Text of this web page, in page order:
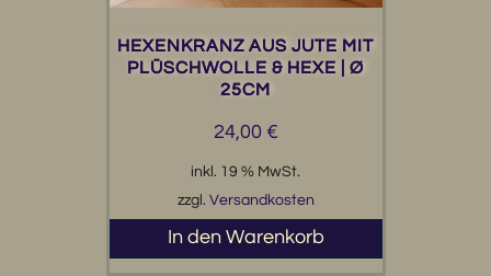
HEXENKRANZ AUS JUTE MIT
PLÜSCHWOLLE & HEXE | Ø
25CM
24,00 €
inkl. 19 % MwSt.
zzgl. Versandkosten
In den Warenkorb